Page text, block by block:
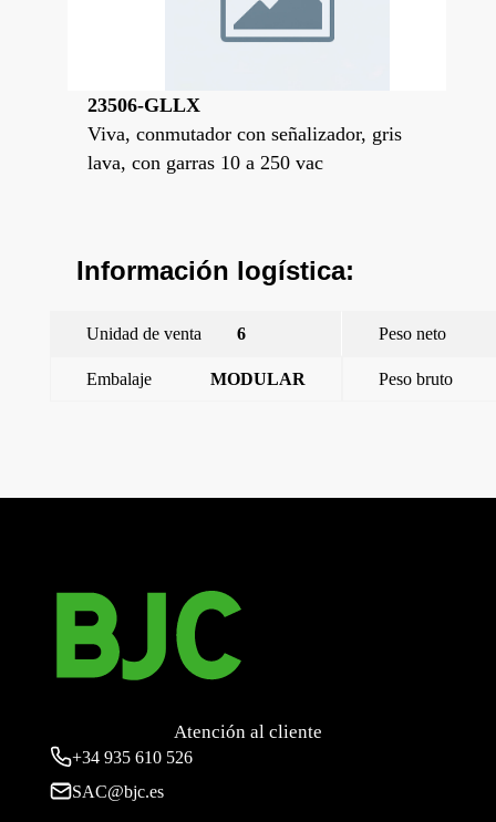
23506-GLLX
Viva, conmutador con señalizador, gris
lava, con garras 10 a 250 vac
Información logística:
Unidad de venta 6 Peso neto
Embalaje MODULAR Peso bruto
Atención al cliente
+34 935 610 526
SAC@bjc.es